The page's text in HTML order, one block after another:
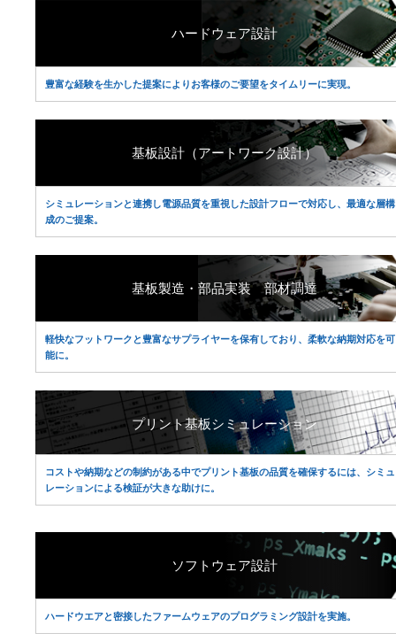
ハードウェア設計
豊富な経験を生かした提案によりお客様のご要望をタイムリーに実現。
基板設計（アートワーク設計）
シミュレーションと連携し電源品質を重視した設計フローで対応し、最適な層構
成のご提案。
基板製造・部品実装部材調達
軽快なフットワークと豊富なサプライヤーを保有しており、柔軟な納期対応を可
能に。
プリント基板シミュレーション
コストや納期などの制約がある中でプリント基板の品質を確保するには、シミュ
レーションによる検証が大きな助けに。
ソフトウェア設計
ハードウエアと密接したファームウェアのプログラミング設計を実施。